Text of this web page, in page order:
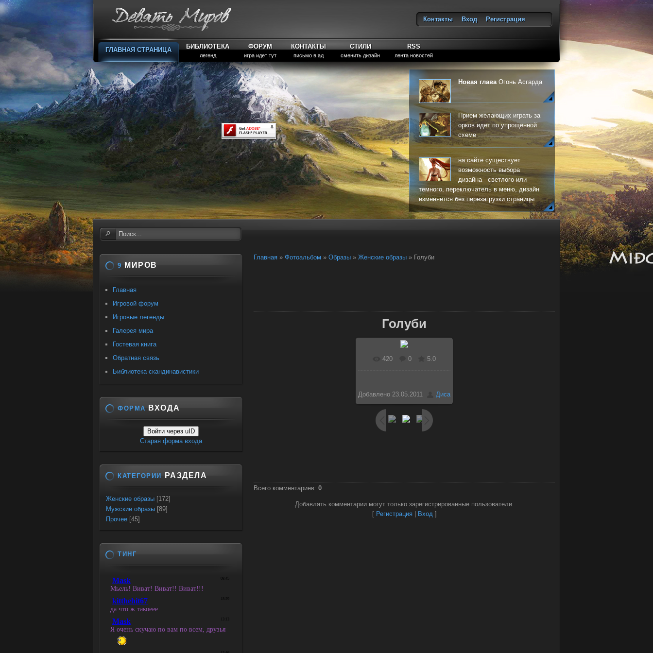
Контакты Вход
Регистрация
ГЛАВНАЯ СТРАНИЦА БИБЛИОТЕКА
легенд
ФОРУМ
игра идет тут
КОНТАКТЫ
письмо в ад
СТИЛИ
сменить дизайн
RSS
лента новостей
Новая главаОгонь Асгарда
Прием желающих играть за
орков идет по упрощенной
схеме
на сайте существует
возможность выбора
дизайна - светлого или
темного, переключатель в меню, дизайн
изменяется без перезагрузки страницы
Главная » Фотоальбом » Образы » Женские образы » Голуби
Голуби
420 0 5.0
Добавлено 23.05.2011 Диса
Всего комментариев: 0
Добавлять комментарии могут только зарегистрированные пользователи.
[ Регистрация| Вход ]
9 МИРОВ
Главная
Игровой форум
Игровые легенды
Галерея мира
Гостевая книга
Обратная связь
Библиотека скандинавистики
ФОРМА ВХОДА
Войти через uID
Старая форма входа
КАТЕГОРИИ РАЗДЕЛА
Женские образы [172]
Мужские образы [89]
Прочее [45]
ТИНГ